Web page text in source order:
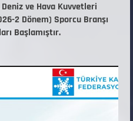
ve Hava Kuvvetleri
2 Dönem) Sporcu Branşı
Başlamıştır.